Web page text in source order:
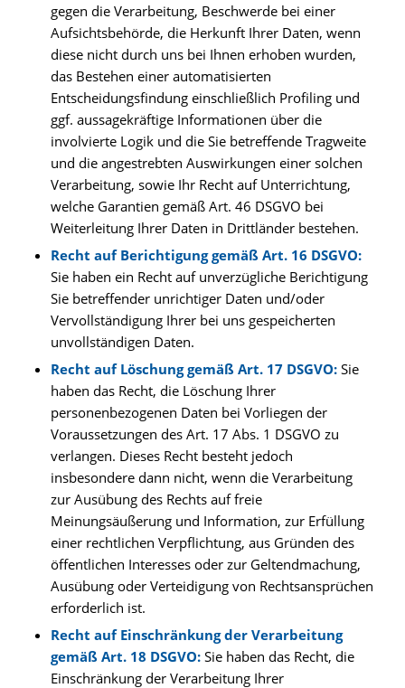
gegen die Verarbeitung, Beschwerde bei einer
Aufsichtsbehörde, die Herkunft Ihrer Daten, wenn
diese nicht durch uns bei Ihnen erhoben wurden,
das Bestehen einer automatisierten
Entscheidungsfindung einschließlich Profiling und
ggf. aussagekräftige Informationen über die
involvierte Logik und die Sie betreffende Tragweite
und die angestrebten Auswirkungen einer solchen
Verarbeitung, sowie Ihr Recht auf Unterrichtung,
welche Garantien gemäß Art. 46 DSGVO bei
Weiterleitung Ihrer Daten in Drittländer bestehen.
Recht auf Berichtigung gemäß Art. 16 DSGVO:
Sie haben ein Recht auf unverzügliche Berichtigung
Sie betreffender unrichtiger Daten und/oder
Vervollständigung Ihrer bei uns gespeicherten
unvollständigen Daten.
Recht auf Löschung gemäß Art. 17 DSGVO:Sie
haben das Recht, die Löschung Ihrer
personenbezogenen Daten bei Vorliegen der
Voraussetzungen des Art. 17 Abs. 1 DSGVO zu
verlangen. Dieses Recht besteht jedoch
insbesondere dann nicht, wenn die Verarbeitung
zur Ausübung des Rechts auf freie
Meinungsäußerung und Information, zur Erfüllung
einer rechtlichen Verpflichtung, aus Gründen des
öffentlichen Interesses oder zur Geltendmachung,
Ausübung oder Verteidigung von Rechtsansprüchen
erforderlich ist.
Recht auf Einschränkung der Verarbeitung
gemäß Art. 18 DSGVO:Sie haben das Recht, die
Einschränkung der Verarbeitung Ihrer